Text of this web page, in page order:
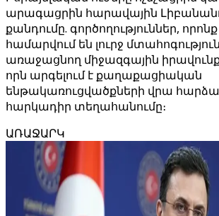
արագացրին հարավային
քանդումը. գործողություններ, որոնք
համարվում են լուրջ
առաջացնող միջազգային
որն արգելում է քաղաքացիական
ենթակառուցվածքների վրա
հարկադիր տեղահանումը։
ԱՌԱՋԱՐԿ